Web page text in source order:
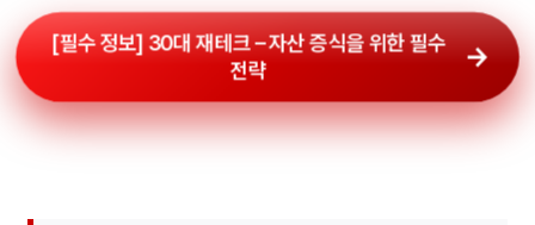
[필수 정보] 30대 재테크 – 자산 증식을 위한 필수
전략